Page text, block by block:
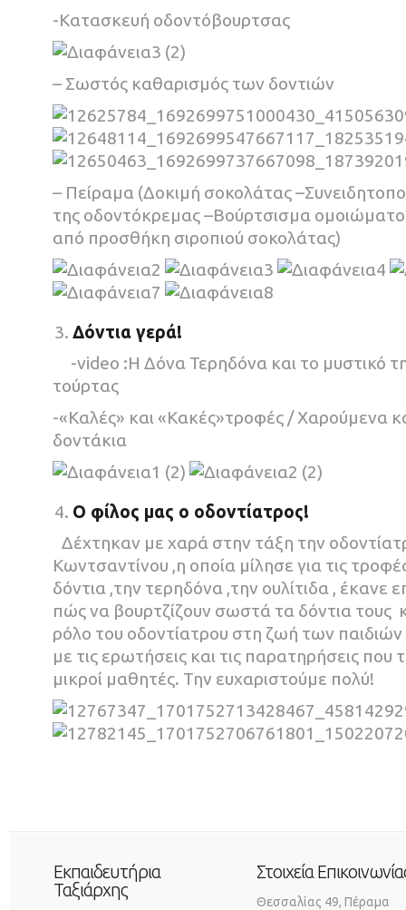
-Κατασκευή οδοντόβουρτσας
– Σωστός καθαρισμός των δοντιών
– Πείραμα (Δοκιμή σοκολάτας
της οδοντόκρεμας –Βούρτσισμα
από προσθήκη σιροπιού σοκολάτας)
Δόντια γερά!
-video :Η Δόνα Τερηδόνα και το μυστικό
τούρτας
-«Καλές» και «Κακές»τροφές / Χαρούμενα
δοντάκια
Ο φίλος μας ο οδοντίατρος!
Δέχτηκαν με χαρά στην τάξη την
Κωντσαντίνου ,η οποία μίλησε για τις
δόντια ,την τερηδόνα ,την ουλίτιδα , έκανε
πώς να βουρτζίζουν σωστά τα δόντια τους
ρόλο του οδοντίατρου στη ζωή των
με τις ερωτήσεις και τις παρατηρήσεις που
μικροί μαθητές. Την ευχαριστούμε πολύ!
Εκπαιδευτήρια
Ταξιάρχης
Στοιχεία
Θεσσαλίας 49, Πέραμα